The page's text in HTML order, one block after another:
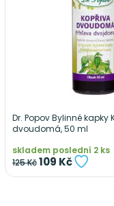
Dr. Popov Bylinné kapky
dvoudomá, 50 ml
skladem poslední 2 ks
125 Kč109 Kč